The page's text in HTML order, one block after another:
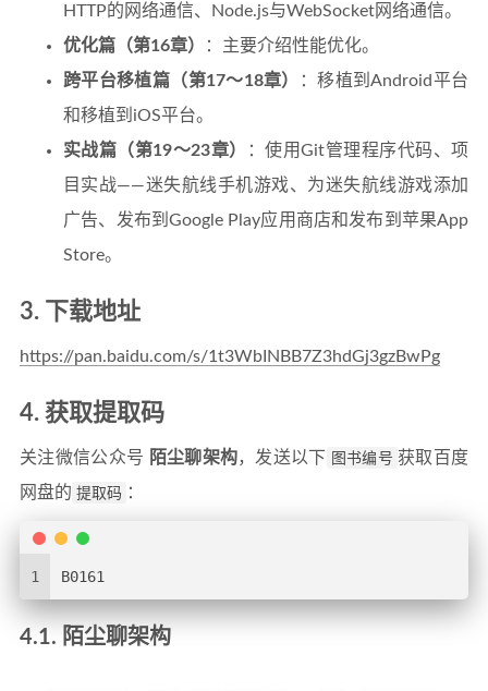
HTTP的网络通信、Node.js与WebSocket网络通信。
优化篇（第16章）
：主要介绍性能优化。
跨平台移植篇（第17～18章）
：移植到Android平台
和移植到iOS平台。
实战篇（第19～23章）
：使用Git管理程序代码、项
目实战——迷失航线手机游戏、为迷失航线游戏添加
广告、发布到Google Play应用商店和发布到苹果App
Store。
3. 下载地址
https://pan.baidu.com/s/1t3WbINBB7Z3hdGj3gzBwPg
4. 获取提取码
关注微信公众号 陌尘聊架构，发送以下 图书编号 获取百度
网盘的 提取码 ：
1 B0161
4.1. 陌尘聊架构